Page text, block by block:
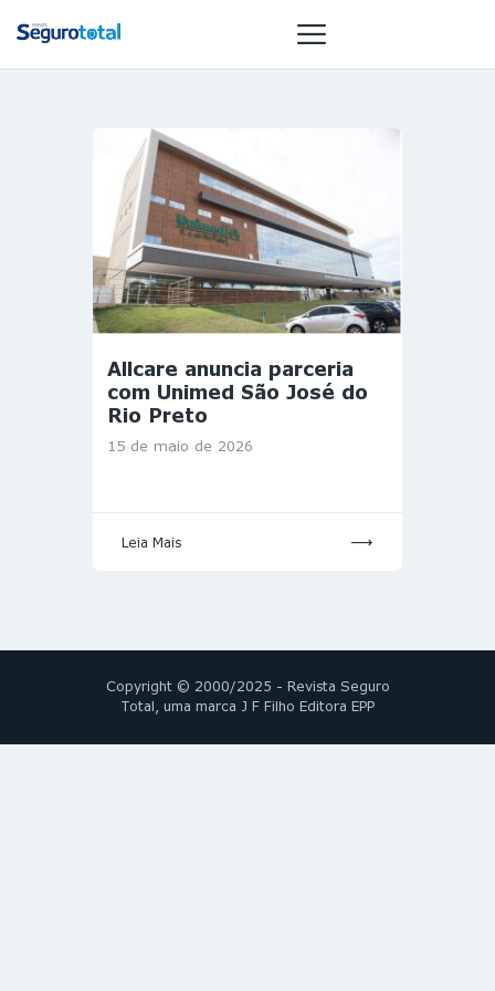
NOTÍCIAS
REVISTA
ESPECIAIS
GAIVOTA DE
OURO
ST SUMMIT
GESTORAS
HOMEST
HOME
Allcare anuncia parceria
com Unimed São José do
Rio Preto
15 de maio de 2026
Leia Mais
Copyright © 2000/2025 - Revista Seguro
Total, uma marca J F Filho Editora EPP